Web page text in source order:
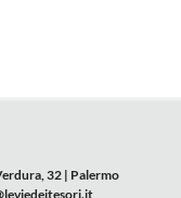
32 | Palermo